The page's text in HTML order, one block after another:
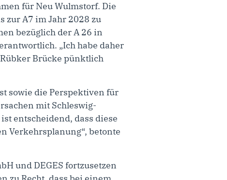
für Neu Wulmstorf. Die
zur A7 im Jahr 2028 zu
bezüglich der A 26 in
„Ich habe daher
Brücke pünktlich
sowie die Perspektiven für
mit Schleswig-
entscheidend, dass diese
Verkehrsplanung“, betonte
und DEGES fortzusetzen